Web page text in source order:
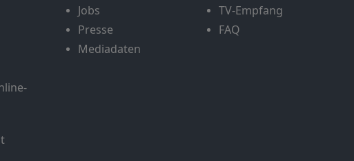
Jobs
Presse
Mediadaten
TV-Empfang
FAQ